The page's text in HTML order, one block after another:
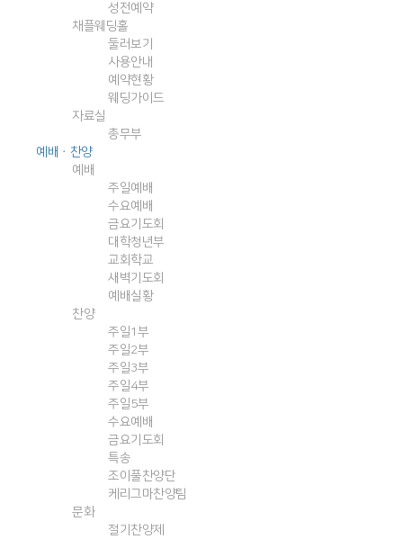
성전예약
채플웨딩홀
둘러보기
사용안내
예약현황
웨딩가이드
자료실
총무부
예배ㆍ찬양
예배
주일예배
수요예배
금요기도회
대학청년부
교회학교
새벽기도회
예배실황
찬양
주일1부
주일2부
주일3부
주일4부
주일5부
수요예배
금요기도회
특송
조이풀찬양단
케리그마찬양팀
문화
절기찬양제